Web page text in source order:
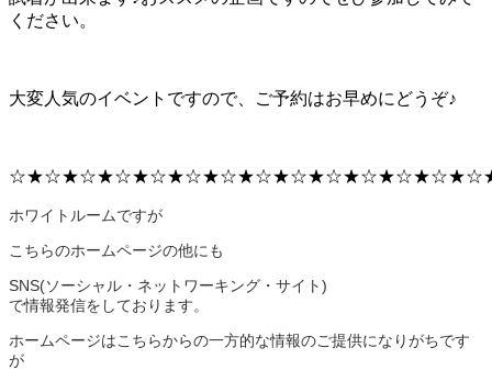
ください。
大変人気のイベントですので、ご予約はお早めにどうぞ♪
ホワイトルームですが
こちらのホームページの他にも
SNS(ソーシャル・ネットワーキング・サイト)
で情報発信をしております。
ホームページはこちらからの一方的な情報のご提供になりがちです
が